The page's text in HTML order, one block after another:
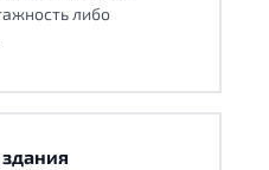
либо